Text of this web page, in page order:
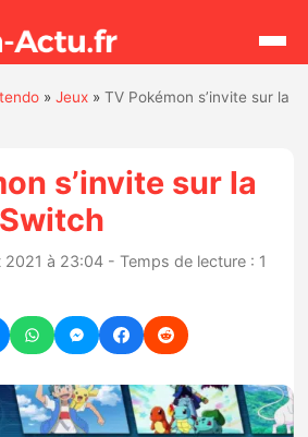
»Jeux »TV Pokémon s’invite sur la
s’invite sur la
2021 à 23:04 - Temps de lecture : 1